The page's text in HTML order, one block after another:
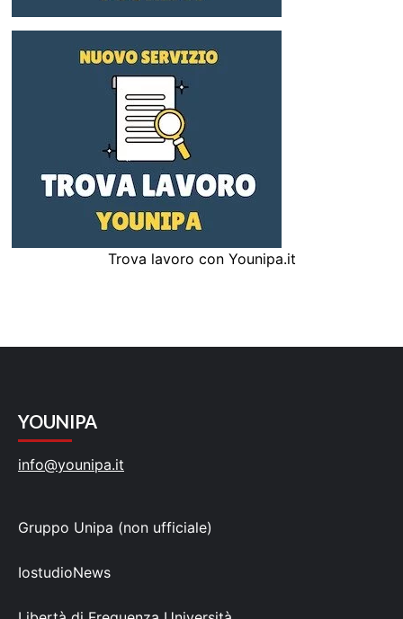
Trova lavoro con Younipa.it
YOUNIPA
info@younipa.it
Gruppo Unipa (non ufficiale)
IostudioNews